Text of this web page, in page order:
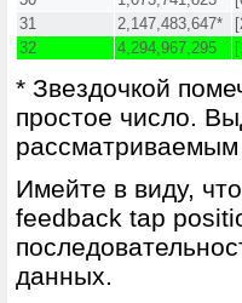
31
2,147,483,647*
32
4,294,967,295
* Звездочкой
простое число.
Имейте в виду,
feedback tap
данных.